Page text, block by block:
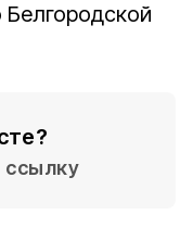
ссылку